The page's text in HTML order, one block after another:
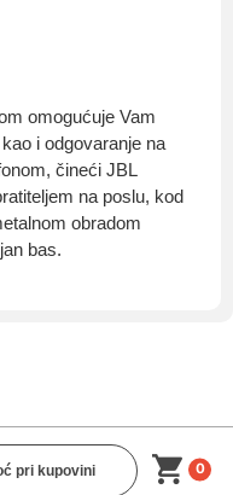
omogućuje Vam
i odgovaranje na
čineći JBL
na poslu, kod
obradom
bas.
pri kupovini 0